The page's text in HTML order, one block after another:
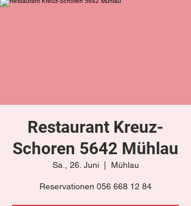
Restaurant Kreuz-
Schoren 5642 Mühlau
Sa., 26. Juni
  |
Mühlau
Reservationen 056 668 12 84